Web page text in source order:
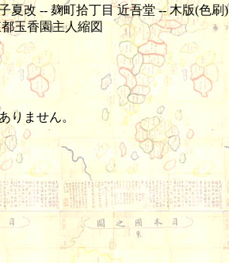
夏改 -- 麹町拾丁目 近吾堂 -- 木版(色刷)
玉香園主人縮図
りません。